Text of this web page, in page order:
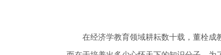
在经济学教育领域耕耘数十载，董栓成教